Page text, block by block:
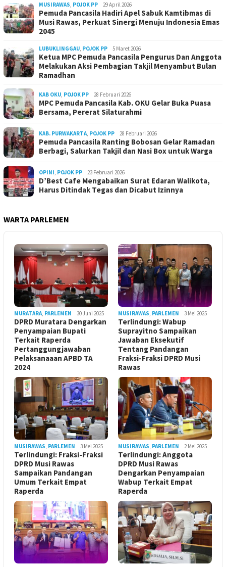
MUSIRAWAS POJOK PP 29 April 2026
Pemuda Pancasila Hadiri Apel Sabuk Kamtibmas di
Musi Rawas, Perkuat Sinergi Menuju Indonesia Emas
2045
LUBUKLINGGAU POJOK PP 5 Maret 2026
Ketua MPC Pemuda Pancasila Pengurus Dan Anggota
Melakukan Aksi Pembagian Takjil Menyambut Bulan
Ramadhan
KAB OKU POJOK PP 28 Februari 2026
MPC Pemuda Pancasila Kab. OKU Gelar Buka Puasa
Bersama, Pererat Silaturahmi
KAB. PURWAKARTA POJOK PP 28 Februari 2026
Pemuda Pancasila Ranting Bobosan Gelar Ramadan
Berbagi, Salurkan Takjil dan Nasi Box untuk Warga
OPINI POJOK PP 23 Februari 2026
D’Best Cafe Mengabaikan Surat Edaran Walikota,
Harus Ditindak Tegas dan Dicabut Izinnya
WARTA PARLEMEN
MURATARA PARLEMEN 30 Juni 2025
DPRD Muratara Dengarkan
Penyampaian Bupati
Terkait Raperda
Pertanggungjawaban
Pelaksanaaan APBD TA
2024
MUSIRAWAS PARLEMEN 3 Mei 2025
Terlindungi: Wabup
Suprayitno Sampaikan
Jawaban Eksekutif
Tentang Pandangan
Fraksi-Fraksi DPRD Musi
Rawas
MUSIRAWAS PARLEMEN 3 Mei 2025
Terlindungi: Fraksi-Fraksi
DPRD Musi Rawas
Sampaikan Pandangan
Umum Terkait Empat
Raperda
MUSIRAWAS PARLEMEN 2 Mei 2025
Terlindungi: Anggota
DPRD Musi Rawas
Dengarkan Penyampaian
Wabup Terkait Empat
Raperda